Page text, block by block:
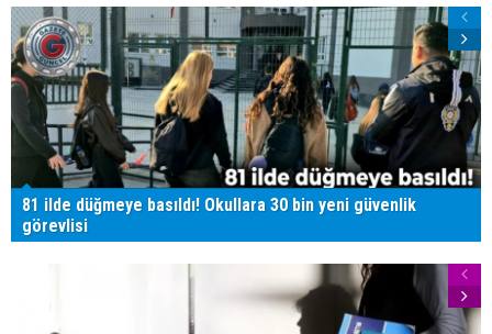
81 ilde düğmeye basıldı! Okullara 30 bin yeni güvenlik
görevlisi